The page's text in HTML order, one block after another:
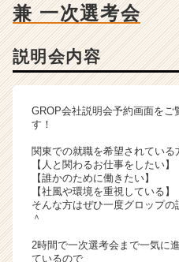
ス
カ
が
く
サ
イ
ト
チ
キ
兼 一次選考会
説明会内容
GROP会社説明会予約画面をご
す！
関東での就職を希望されている
【人と関わるお仕事をしたい】
【誰かのために働きたい】
【社風や環境を重視している】
そんな方はぜひ一度グロップの
＾
2時間で一次選考会まで一気に
ているので